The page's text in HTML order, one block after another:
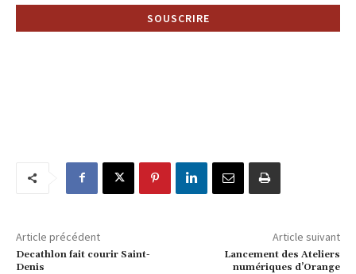
Article précédent
Decathlon fait courir Saint-
Denis
Article suivant
Lancement des Ateliers
numériques d’Orange